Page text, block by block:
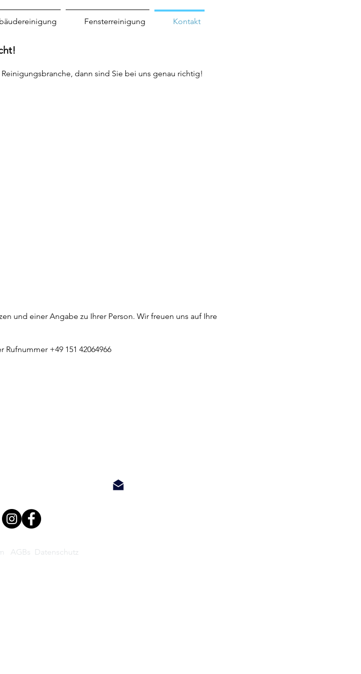
Fensterreinigung Kontakt
dann sind Sie bei uns genau richtig!
und einer Angabe zu Ihrer Person. Wir freuen uns auf Ihre
Rufnummer +49 151 42064966
AGBs Datenschutz